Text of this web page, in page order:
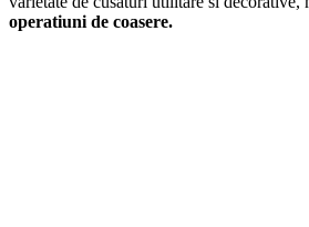
operatiuni de coasere.